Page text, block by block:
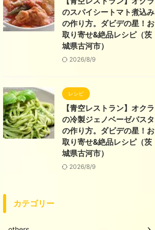
のスパイシートマト煮込み
の作り方。ダビデの星！お
取り寄せ&絶品レシピ（茨
城県古河市）
2026/8/9
レシピ
【青空レストラン】オクラ
の冷製ジェノベーゼパスタ
の作り方。ダビデの星！お
取り寄せ&絶品レシピ（茨
城県古河市）
2026/8/9
カテゴリー